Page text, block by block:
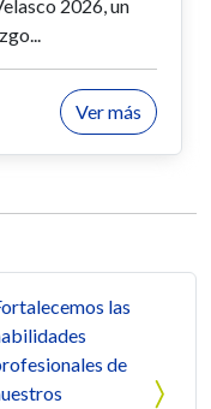
2026, un
Ver más
las
de